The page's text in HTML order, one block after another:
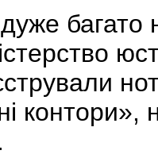
контори»,